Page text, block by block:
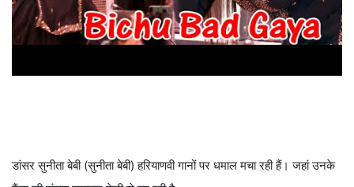
डांसर सुनीता बेबी (सुनीता बेबी) हरियाणवी गानों पर धमाल मचा रही हैं। जहां उनके